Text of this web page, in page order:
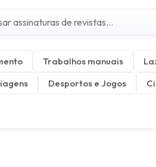
Trabalhos manuais
Desportos e Jogos